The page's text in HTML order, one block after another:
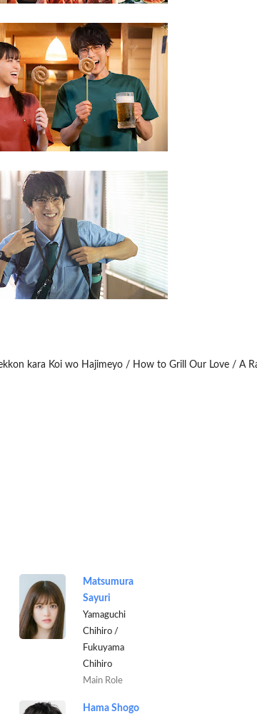
kara Koi wo Hajimeyo / How to Grill Our Love / A
Matsumura
Sayuri
Yamaguchi
Chihiro /
Fukuyama
Chihiro
Main Role
Hama Shogo